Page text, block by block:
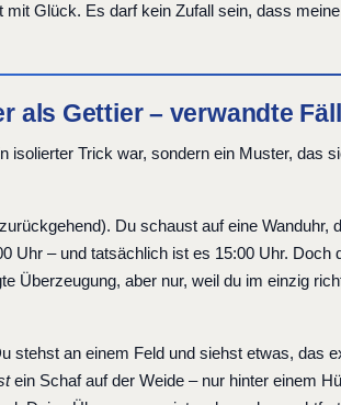
Glück. Es darf kein Zufall sein, dass
als Gettier – verwandte
Trick war, sondern ein Muster, das
Du schaust auf eine Wanduhr,
Uhr – und tatsächlich ist es 15:00 Uhr. Doch
Überzeugung, aber nur, weil du im einzig
stehst an einem Feld und siehst etwas, das
ein Schaf auf der Weide – nur hinter einem